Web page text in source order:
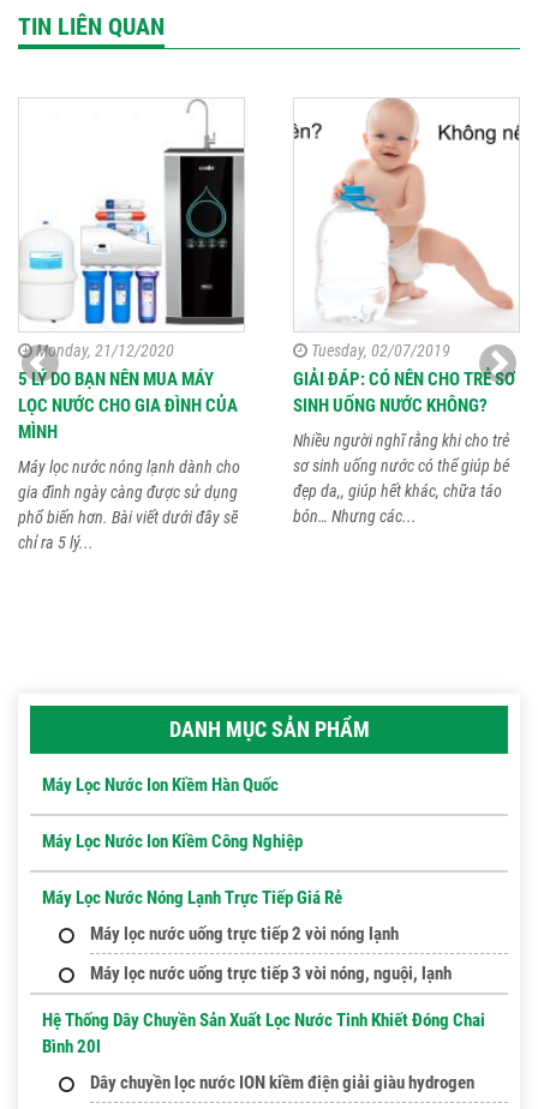
TIN LIÊN QUAN
Monday, 21/12/2020
5 LÝ DO BẠN NÊN MUA MÁY
LỌC NƯỚC CHO GIA ĐÌNH CỦA
MÌNH
Máy lọc nước nóng lạnh dành cho
gia đình ngày càng được sử dụng
phổ biến hơn. Bài viết dưới đây sẽ
chỉ ra 5 lý...
Tuesday, 02/07/2019
GIẢI ĐÁP: CÓ NÊN CHO TRẺ SƠ
SINH UỐNG NƯỚC KHÔNG?
Nhiều người nghĩ rằng khi cho trẻ
sơ sinh uống nước có thể giúp bé
đẹp da,, giúp hết khác, chữa táo
bón… Nhưng các...
DANH MỤC SẢN PHẨM
Máy Lọc Nước Ion Kiềm Hàn Quốc
Máy Lọc Nước Ion Kiềm Công Nghiệp
Máy Lọc Nước Nóng Lạnh Trực Tiếp Giá Rẻ
Máy lọc nước uống trực tiếp 2 vòi nóng lạnh
Máy lọc nước uống trực tiếp 3 vòi nóng, nguội, lạnh
Hệ Thống Dây Chuyền Sản Xuất Lọc Nước Tinh Khiết Đóng Chai
Bình 20l
Dây chuyền lọc nước ION kiềm điện giải giàu hydrogen